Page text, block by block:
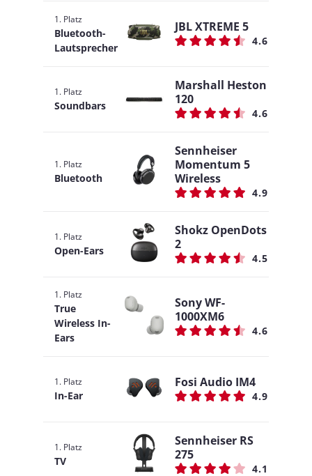
1. Platz
Bluetooth-
Lautsprecher
JBL XTREME 5
4.6
1. Platz
Soundbars
Marshall Heston
120
4.6
1. Platz
Bluetooth
Sennheiser
Momentum 5
Wireless
4.9
1. Platz
Open-Ears
Shokz OpenDots
2
4.5
1. Platz
True
Wireless In-
Ears
Sony WF-
1000XM6
4.6
1. Platz
In-Ear
Fosi Audio IM4
4.9
1. Platz
TV
Sennheiser RS
275
4.1